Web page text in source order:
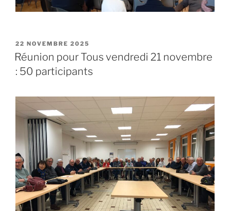
PUBLIÉ
LE
22 NOVEMBRE 2025
Réunion pour Tous vendredi 21 novembre
: 50 participants